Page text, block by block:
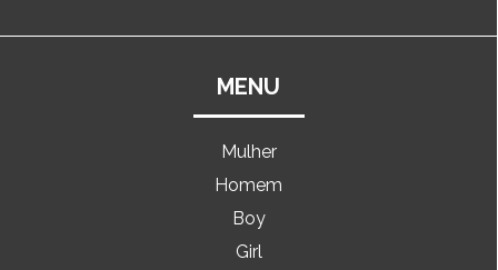
MENU
Mulher
Homem
Boy
Girl